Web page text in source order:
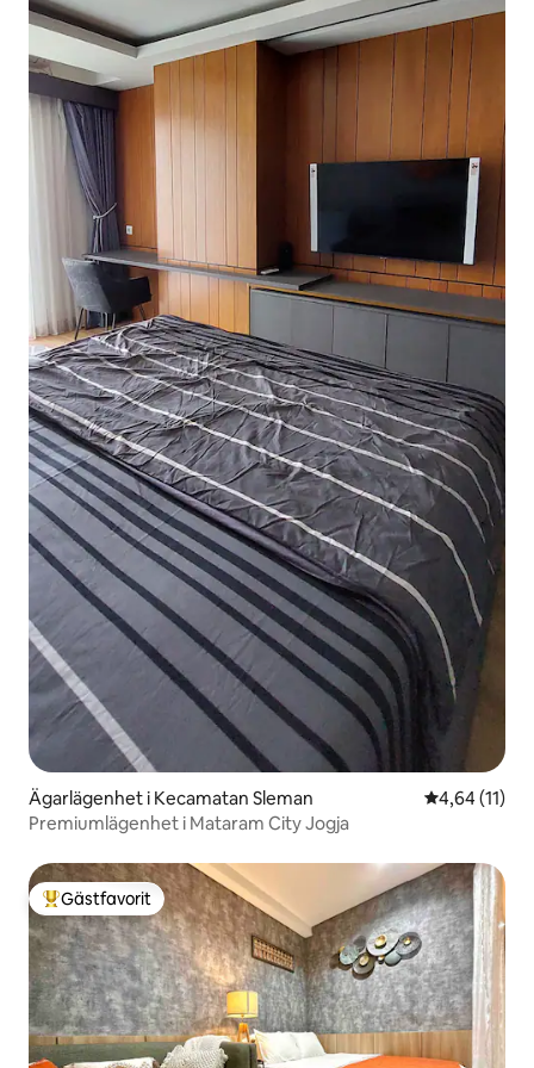
Ägarlägenhet i Kecamatan Sleman 4,64 av 5 i
4,64 (11)
Premiumlägenhet i Mataram City Jogja
Populär gästfavorit
Gästfavorit